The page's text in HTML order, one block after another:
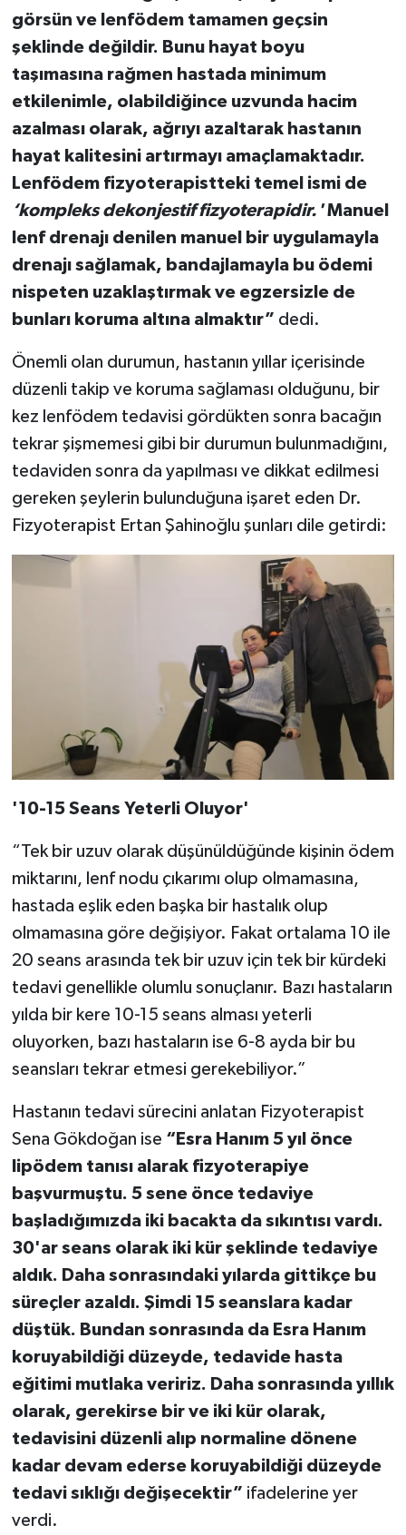
görsün ve lenfödem tamamen geçsin
şeklinde değildir. Bunu hayat boyu
taşımasına rağmen hastada minimum
etkilenimle, olabildiğince uzvunda hacim
azalması olarak, ağrıyı azaltarak hastanın
hayat kalitesini artırmayı amaçlamaktadır.
Lenfödem fizyoterapistteki temel ismi de
‘kompleks dekonjestif fizyoterapidir.'Manuel
lenf drenajı denilen manuel bir uygulamayla
drenajı sağlamak, bandajlamayla bu ödemi
nispeten uzaklaştırmak ve egzersizle de
bunları koruma altına almaktır” dedi.
Önemli olan durumun, hastanın yıllar içerisinde
düzenli takip ve koruma sağlaması olduğunu, bir
kez lenfödem tedavisi gördükten sonra bacağın
tekrar şişmemesi gibi bir durumun bulunmadığını,
tedaviden sonra da yapılması ve dikkat edilmesi
gereken şeylerin bulunduğuna işaret eden Dr.
Fizyoterapist Ertan Şahinoğlu şunları dile getirdi:
'10-15 Seans Yeterli Oluyor'
“Tek bir uzuv olarak düşünüldüğünde kişinin ödem
miktarını, lenf nodu çıkarımı olup olmamasına,
hastada eşlik eden başka bir hastalık olup
olmamasına göre değişiyor. Fakat ortalama 10 ile
20 seans arasında tek bir uzuv için tek bir kürdeki
tedavi genellikle olumlu sonuçlanır. Bazı hastaların
yılda bir kere 10-15 seans alması yeterli
oluyorken, bazı hastaların ise 6-8 ayda bir bu
seansları tekrar etmesi gerekebiliyor.”
Hastanın tedavi sürecini anlatan Fizyoterapist
Sena Gökdoğan ise “Esra Hanım 5 yıl önce
lipödem tanısı alarak fizyoterapiye
başvurmuştu. 5 sene önce tedaviye
başladığımızda iki bacakta da sıkıntısı vardı.
30'ar seans olarak iki kür şeklinde tedaviye
aldık. Daha sonrasındaki yılarda gittikçe bu
süreçler azaldı. Şimdi 15 seanslara kadar
düştük. Bundan sonrasında da Esra Hanım
koruyabildiği düzeyde, tedavide hasta
eğitimi mutlaka veririz. Daha sonrasında yıllık
olarak, gerekirse bir ve iki kür olarak,
tedavisini düzenli alıp normaline dönene
kadar devam ederse koruyabildiği düzeyde
tedavi sıklığı değişecektir” ifadelerine yer
verdi.